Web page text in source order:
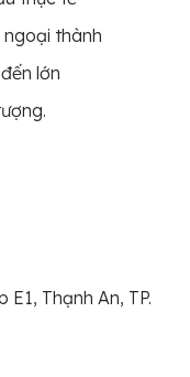
ngoại thành
lớn
Thạnh An, TP.